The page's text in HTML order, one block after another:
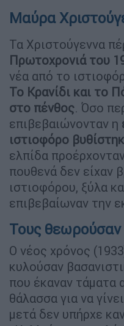
Μαύρα
Τα Χριστούγεννα
Πρωτοχρονιά του
νέα από το
Το Κρανίδι και το
στο πένθος. Όσο
επιβεβαιώνονταν η
ιστιοφόρο
ελπίδα
πουθενά δεν είχαν
ιστιοφόρου, ξύλα
επιβεβαίωναν την
Τους θεωρούσαν
Ο νέος χρόνος
κυλούσαν
που έκαναν τάματα
θάλασσα για να
μετά δεν υπήρχε